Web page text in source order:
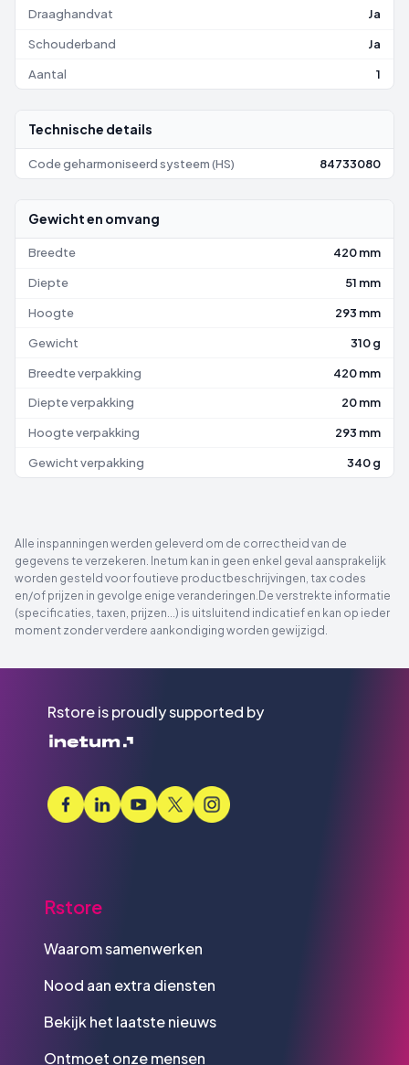
Draaghandvat Ja
Schouderband Ja
Aantal 1
Technische details
Code geharmoniseerd systeem (HS) 84733080
Gewicht en omvang
Breedte 420 mm
Diepte 51 mm
Hoogte 293 mm
Gewicht 310 g
Breedte verpakking 420 mm
Diepte verpakking 20 mm
Hoogte verpakking 293 mm
Gewicht verpakking 340 g
Alle inspanningen werden geleverd om de correctheid van de
gegevens te verzekeren. Inetum kan in geen enkel geval aansprakelijk
worden gesteld voor foutieve productbeschrijvingen, tax codes
en/of prijzen in gevolge enige veranderingen.De verstrekte informatie
(specificaties, taxen, prijzen...) is uitsluitend indicatief en kan op ieder
moment zonder verdere aankondiging worden gewijzigd.
Rstore is proudly supported by
Rstore
Waarom samenwerken
Nood aan extra diensten
Bekijk het laatste nieuws
Ontmoet onze mensen